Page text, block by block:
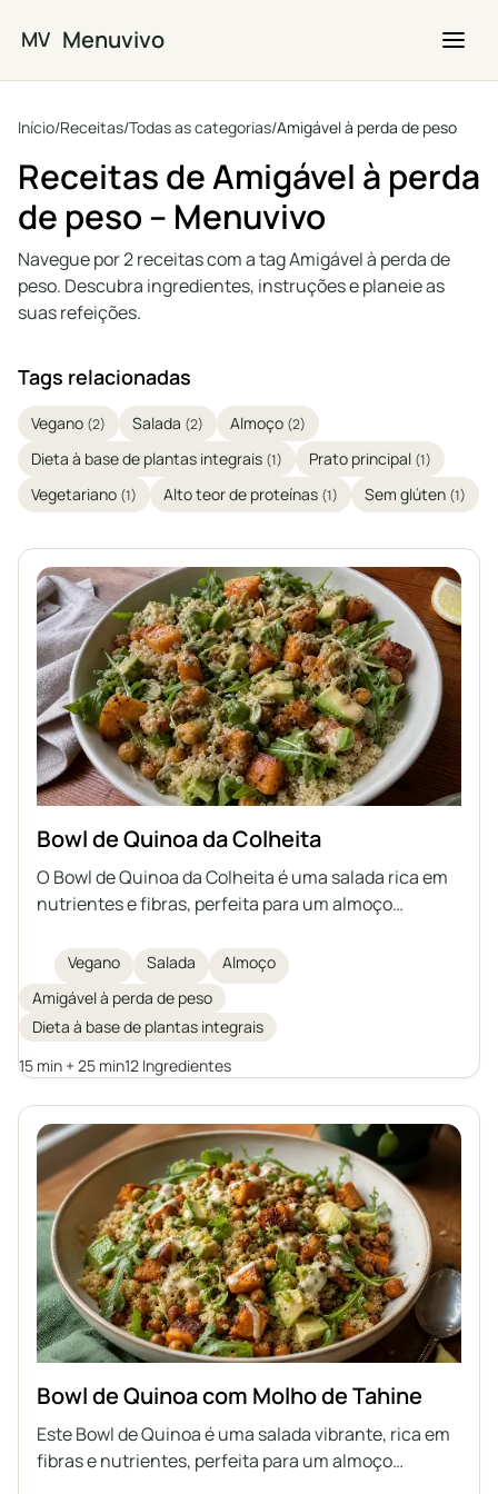
MV Menuvivo
Início/Receitas/Todas as categorias/Amigável à perda de peso
Receitas de Amigável à perda
de peso – Menuvivo
Navegue por 2 receitas com a tag Amigável à perda de
peso. Descubra ingredientes, instruções e planeie as
suas refeições.
Tags relacionadas
Vegano (2) Salada (2) Almoço (2)
Dieta à base de plantas integrais (1) Prato principal (1)
Vegetariano (1) Alto teor de proteínas (1) Sem glúten (1)
Bowl de Quinoa da Colheita
O Bowl de Quinoa da Colheita é uma salada rica em
nutrientes e fibras, perfeita para um almoço
batata-doce assada, grão-de-bico crocante,
abacate cremoso, sementes de abóbora
germinadas, folhas verdes e um molho de tahine
caseiro e ácido. Os ingredientes fornecem
antioxidantes, proteínas e gorduras saudáveis para
Vegano Salada
Almoço
Amigável à perda de peso
Dieta à base de plantas integrais
15 min + 25 min12 Ingredientes
Bowl de Quinoa com Molho de Tahine
Este Bowl de Quinoa é uma salada vibrante, rica em
fibras e nutrientes, perfeita para um almoço